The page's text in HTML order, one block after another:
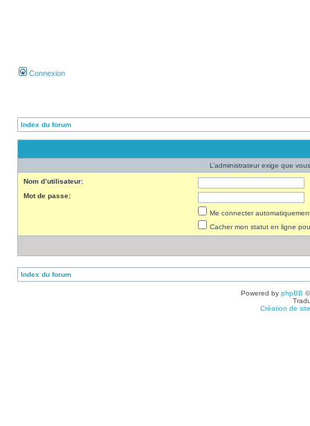
Connexion
Index du forum
L’administrateur exige que
Nom d’utilisateur:
Mot de passe:
Me connecter
Cacher mon statut en ligne
Index du forum
Powered by phpBB
Création de